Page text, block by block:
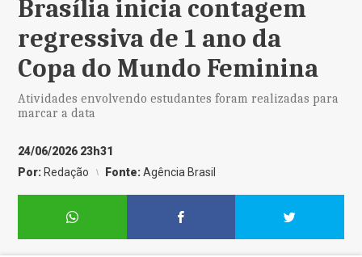
Brasília inicia contagem
regressiva de 1 ano da
Copa do Mundo Feminina
Atividades envolvendo estudantes foram realizadas para
marcar a data
24/06/2026 23h31
Por: Redação Fonte:Agência Brasil